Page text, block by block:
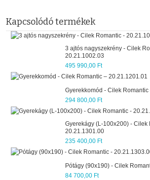
Kapcsolódó termékek
3 ajtós nagyszekrény - Cilek
20.21.1002.03
495 990,00 Ft
Gyerekkomód - Cilek
294 800,00 Ft
Gyerekágy (L-100x200) - Cilek
20.21.1301.00
235 400,00 Ft
Pótágy (90x190) - Cilek
84 700,00 Ft